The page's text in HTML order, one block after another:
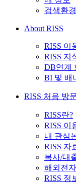
검색환
About RISS
RISS 이
RISS 지
DB연계
BI 및 배
RISS 처음 방
RISS란?
RISS 이
내 관심
RISS 자
복사/대
해외전
RISS 정